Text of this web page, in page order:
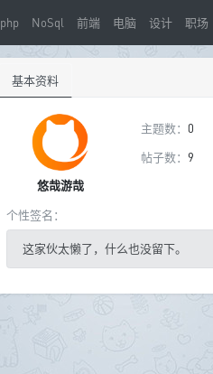
php NoSql 前端 电脑 设计 职场
基本资料
悠哉游哉
主题数：0
帖子数：9
个性签名：
这家伙太懒了，什么也没留下。